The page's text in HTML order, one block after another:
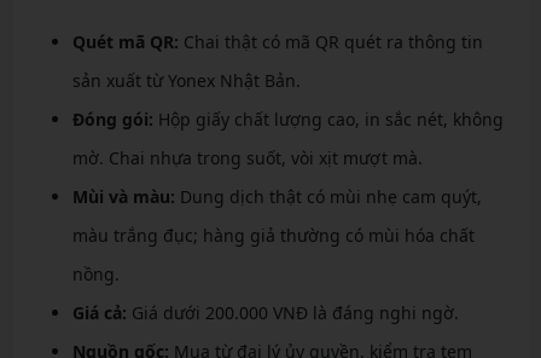
Quét mã QR: Chai thật có mã QR quét ra thông tin
sản xuất từ Yonex Nhật Bản.
Đóng gói: Hộp giấy chất lượng cao, in sắc nét, không
mờ. Chai nhựa trong suốt, vòi xịt mượt mà.
Mùi và màu: Dung dịch thật có mùi nhẹ cam quýt,
màu trắng đục; hàng giả thường có mùi hóa chất
nồng.
Giá cả: Giá dưới 200.000 VNĐ là đáng nghi ngờ.
Nguồn gốc: Mua từ đại lý ủy quyền, kiểm tra tem